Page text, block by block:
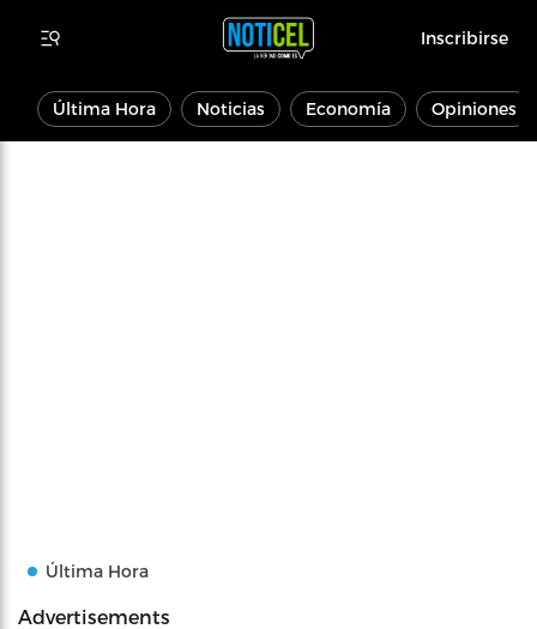
Inscribirse
Última Hora Noticias Economía Opiniones
Última Hora
Advertisements